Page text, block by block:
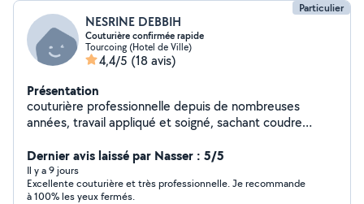
Particulier
NESRINE DEBBIH
Couturière confirmée rapide
Tourcoing (Hotel de Ville)
4,4/5 (18 avis)
Présentation
couturière professionnelle depuis de nombreuses
années, travail appliqué et soigné, sachant coudre
personne sérieuse , tarif raisonnable et réponses
rapides n hésitez pas merci
Dernier avis laissé par Nasser : 5/5
Il y a 9 jours
Excellente couturière et très professionnelle. Je recommande
à 100% les yeux fermés.